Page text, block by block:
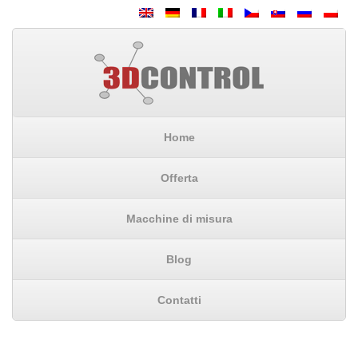
Home
Offerta
Macchine di misura
Blog
Contatti